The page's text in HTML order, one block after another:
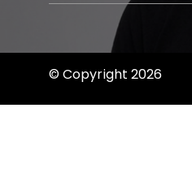
© Copyright 2026